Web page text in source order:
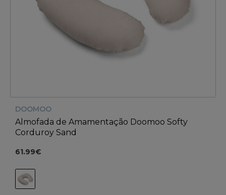
DOOMOO
Almofada de Amamentação Doomoo Softy
Corduroy Sand
61.99€